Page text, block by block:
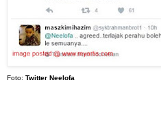
Foto: Twitter Neelofa